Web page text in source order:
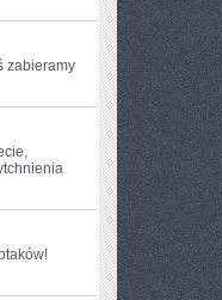
zabieramy